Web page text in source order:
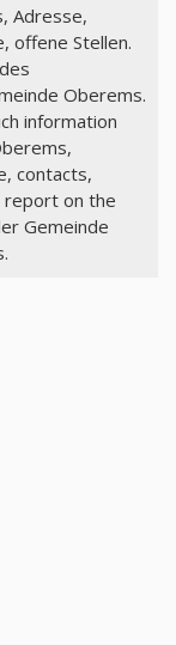
Adresse,
offene Stellen.
Oberems.
information
contacts,
report on the
Gemeinde